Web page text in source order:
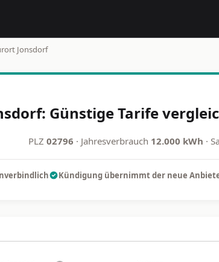
Jonsdorf
Günstige Tarife
PLZ 02796 · Jahresverbrauch 12.000 kWh ·
Kündigung übernimmt der neue